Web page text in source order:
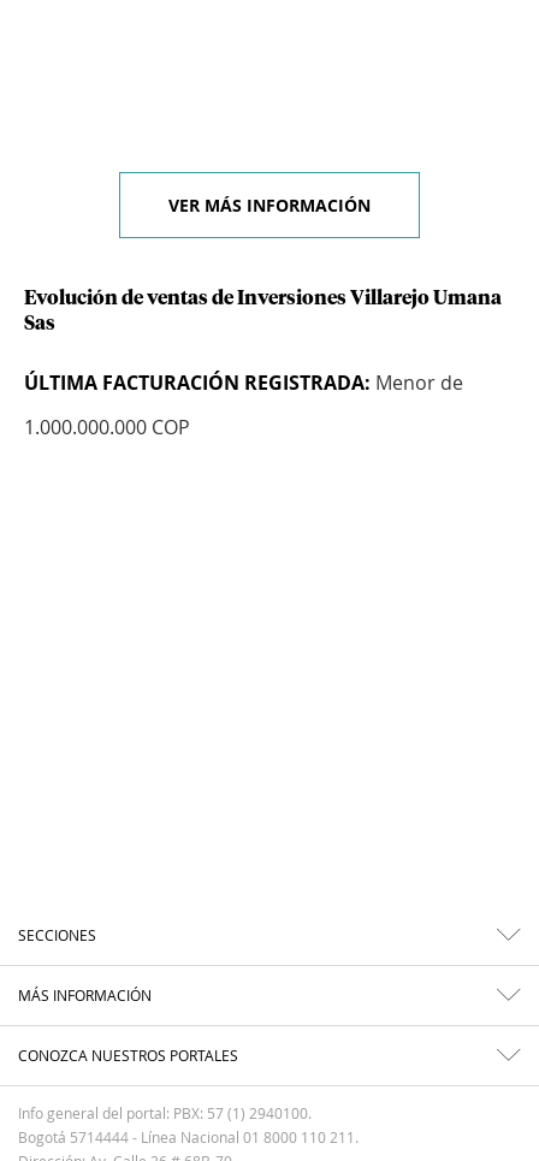
VER MÁS INFORMACIÓN
Evolución de ventas de Inversiones Villarejo Umana
Sas
ÚLTIMA FACTURACIÓN REGISTRADA: Menor de
1.000.000.000 COP
SECCIONES
MÁS INFORMACIÓN
CONOZCA NUESTROS PORTALES
Info general del portal: PBX: 57 (1) 2940100.
Bogotá 5714444 - Línea Nacional 01 8000 110 211.